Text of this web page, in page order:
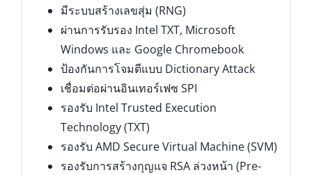
มีระบบสร้างเลขสุ่ม (RNG)
ผ่านการรับรอง Intel TXT, Microsoft
Windows และ Google Chromebook
ป้องกันการโจมตีแบบ Dictionary Attack
เชื่อมต่อผ่านอินเทอร์เฟซ SPI
รองรับ Intel Trusted Execution
Technology (TXT)
รองรับ AMD Secure Virtual Machine (SVM)
รองรับการสร้างกุญแจ RSA ล่วงหน้า (Pre-